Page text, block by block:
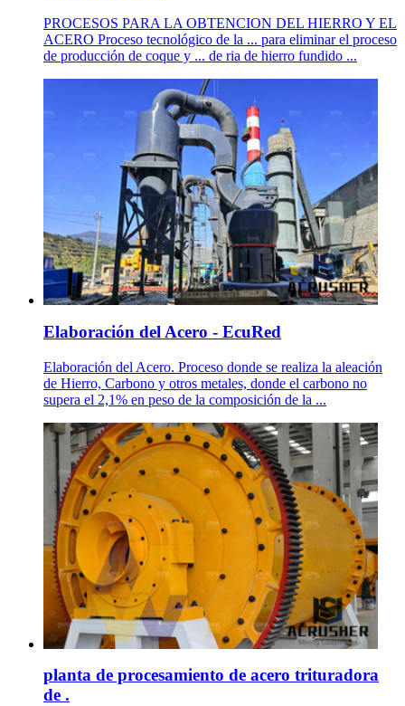
PROCESOS PARA LA OBTENCION DEL HIERRO Y EL
ACERO Proceso tecnológico de la ... para eliminar el proceso
de producción de coque y ... de ria de hierro fundido ...
Elaboración del Acero - EcuRed
Elaboración del Acero. Proceso donde se realiza la aleación
de Hierro, Carbono y otros metales, donde el carbono no
supera el 2,1% en peso de la composición de la ...
planta de procesamiento de acero trituradora
de .